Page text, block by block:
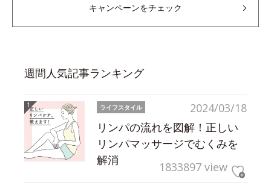
キャンペーンをチェック
週間人気記事ランキング
2024/03/18
ライフスタイル
リンパの流れを図解！正しい
リンパマッサージでむくみを
解消
1833897 view